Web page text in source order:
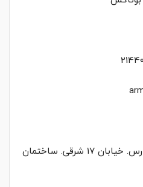
خوزستان. اهواز. کیانپارس. خیابان 17 شرقی. ساختمان